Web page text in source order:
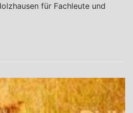
für Fachleute und